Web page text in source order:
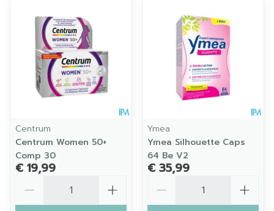
Centrum
Centrum Women 50+
Comp 30
€ 19,99
Ymea
Ymea Silhouette Caps
64 Be V2
€ 35,99